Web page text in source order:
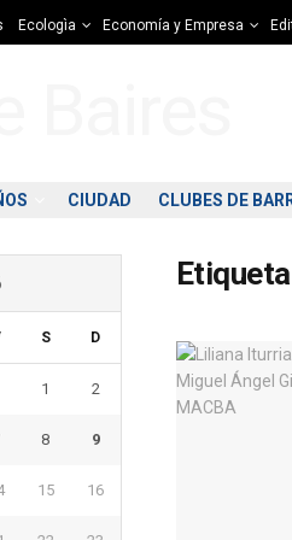
Ecologìa Economía y Empresa
CIUDAD CLUBES DE
S D
1 2
8 9
15 16